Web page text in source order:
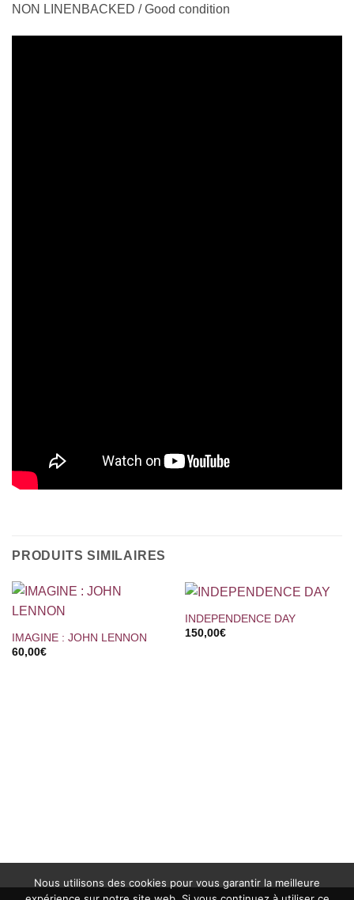
NON LINENBACKED / Good condition
PRODUITS SIMILAIRES
IMAGINE : JOHN LENNON
60,00€
INDEPENDENCE DAY
150,00€
Nous utilisons des cookies pour vous garantir la meilleure